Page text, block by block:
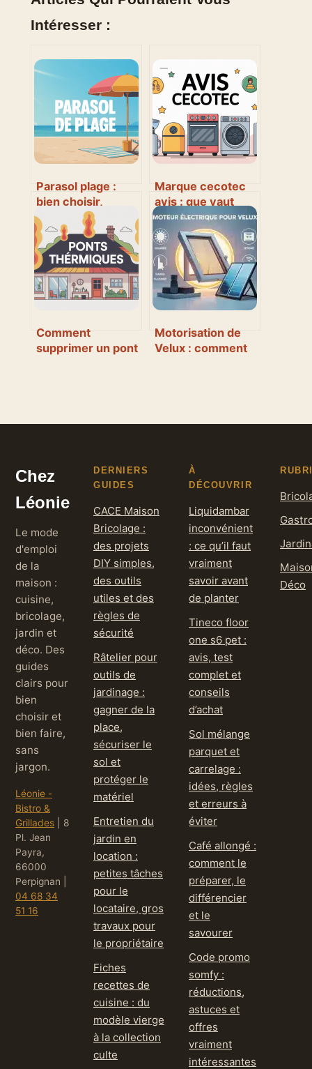
Intéresser :
Parasol plage :
bien choisir,
transporter et se
protéger
efficacement
Marque cecotec
avis : que vaut
vraiment la
marque espagnole
?
Comment
supprimer un pont
Motorisation de
Velux : comment
Chez
Léonie
Le mode
d'emploi
de la
maison :
cuisine,
bricolage,
jardin et
déco. Des
guides
clairs pour
bien
choisir et
bien faire,
sans
jargon.
Léonie -
Bistro &
Grillades
8
Pl. Jean
Payra,
66000
Perpignan
04 68 34
51 16
DERNIERS
GUIDES
CACE Maison
Bricolage :
des projets
DIY simples,
des outils
utiles et des
règles de
sécurité
Râtelier pour
outils de
jardinage :
gagner de la
place,
sécuriser le
sol et
protéger le
matériel
Entretien du
jardin en
location :
petites tâches
pour le
locataire, gros
travaux pour
le propriétaire
Fiches
recettes de
cuisine : du
modèle vierge
à la collection
culte
À
DÉCOUVRIR
Liquidambar
inconvénient
: ce qu’il faut
vraiment
savoir avant
de planter
Tineco floor
one s6 pet :
avis, test
complet et
conseils
d’achat
Sol mélange
parquet et
carrelage :
idées, règles
et erreurs à
éviter
Café allongé :
comment le
préparer, le
différencier
et le
savourer
Code promo
somfy :
réductions,
astuces et
offres
vraiment
intéressantes
Déco